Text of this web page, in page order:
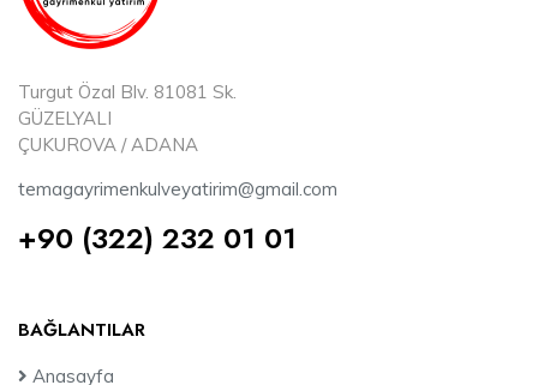
Turgut Özal Blv. 81081 Sk.
GÜZELYALI
ÇUKUROVA / ADANA
temagayrimenkulveyatirim@gmail.com
+90 (322) 232 01 01
BAĞLANTILAR
Anasayfa